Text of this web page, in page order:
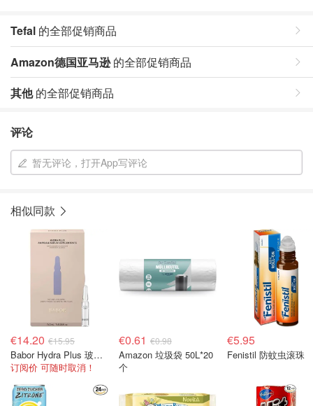
Tefal 的全部促销商品
Amazon德国亚马逊的全部促销商品
其他的全部促销商品
评论
暂无评论，打开App写评论
相似同款
€14.20 €15.95
Babor Hydra Plus 玻尿酸精华 7支
订阅价 可随时取消！
€0.61 €0.98
Amazon 垃圾袋 50L*20
个
€5.95
Fenistil 防蚊虫滚珠